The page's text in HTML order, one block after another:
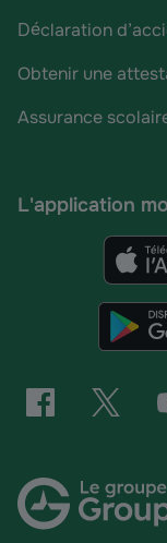
Déclaration
Obtenir une
Assurance
L'application